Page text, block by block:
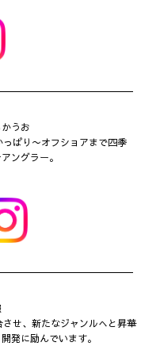
うお
ぱり〜オフショアまで四季
ングラー。
せ、新たなジャンルへと昇華
発に励んでいます。